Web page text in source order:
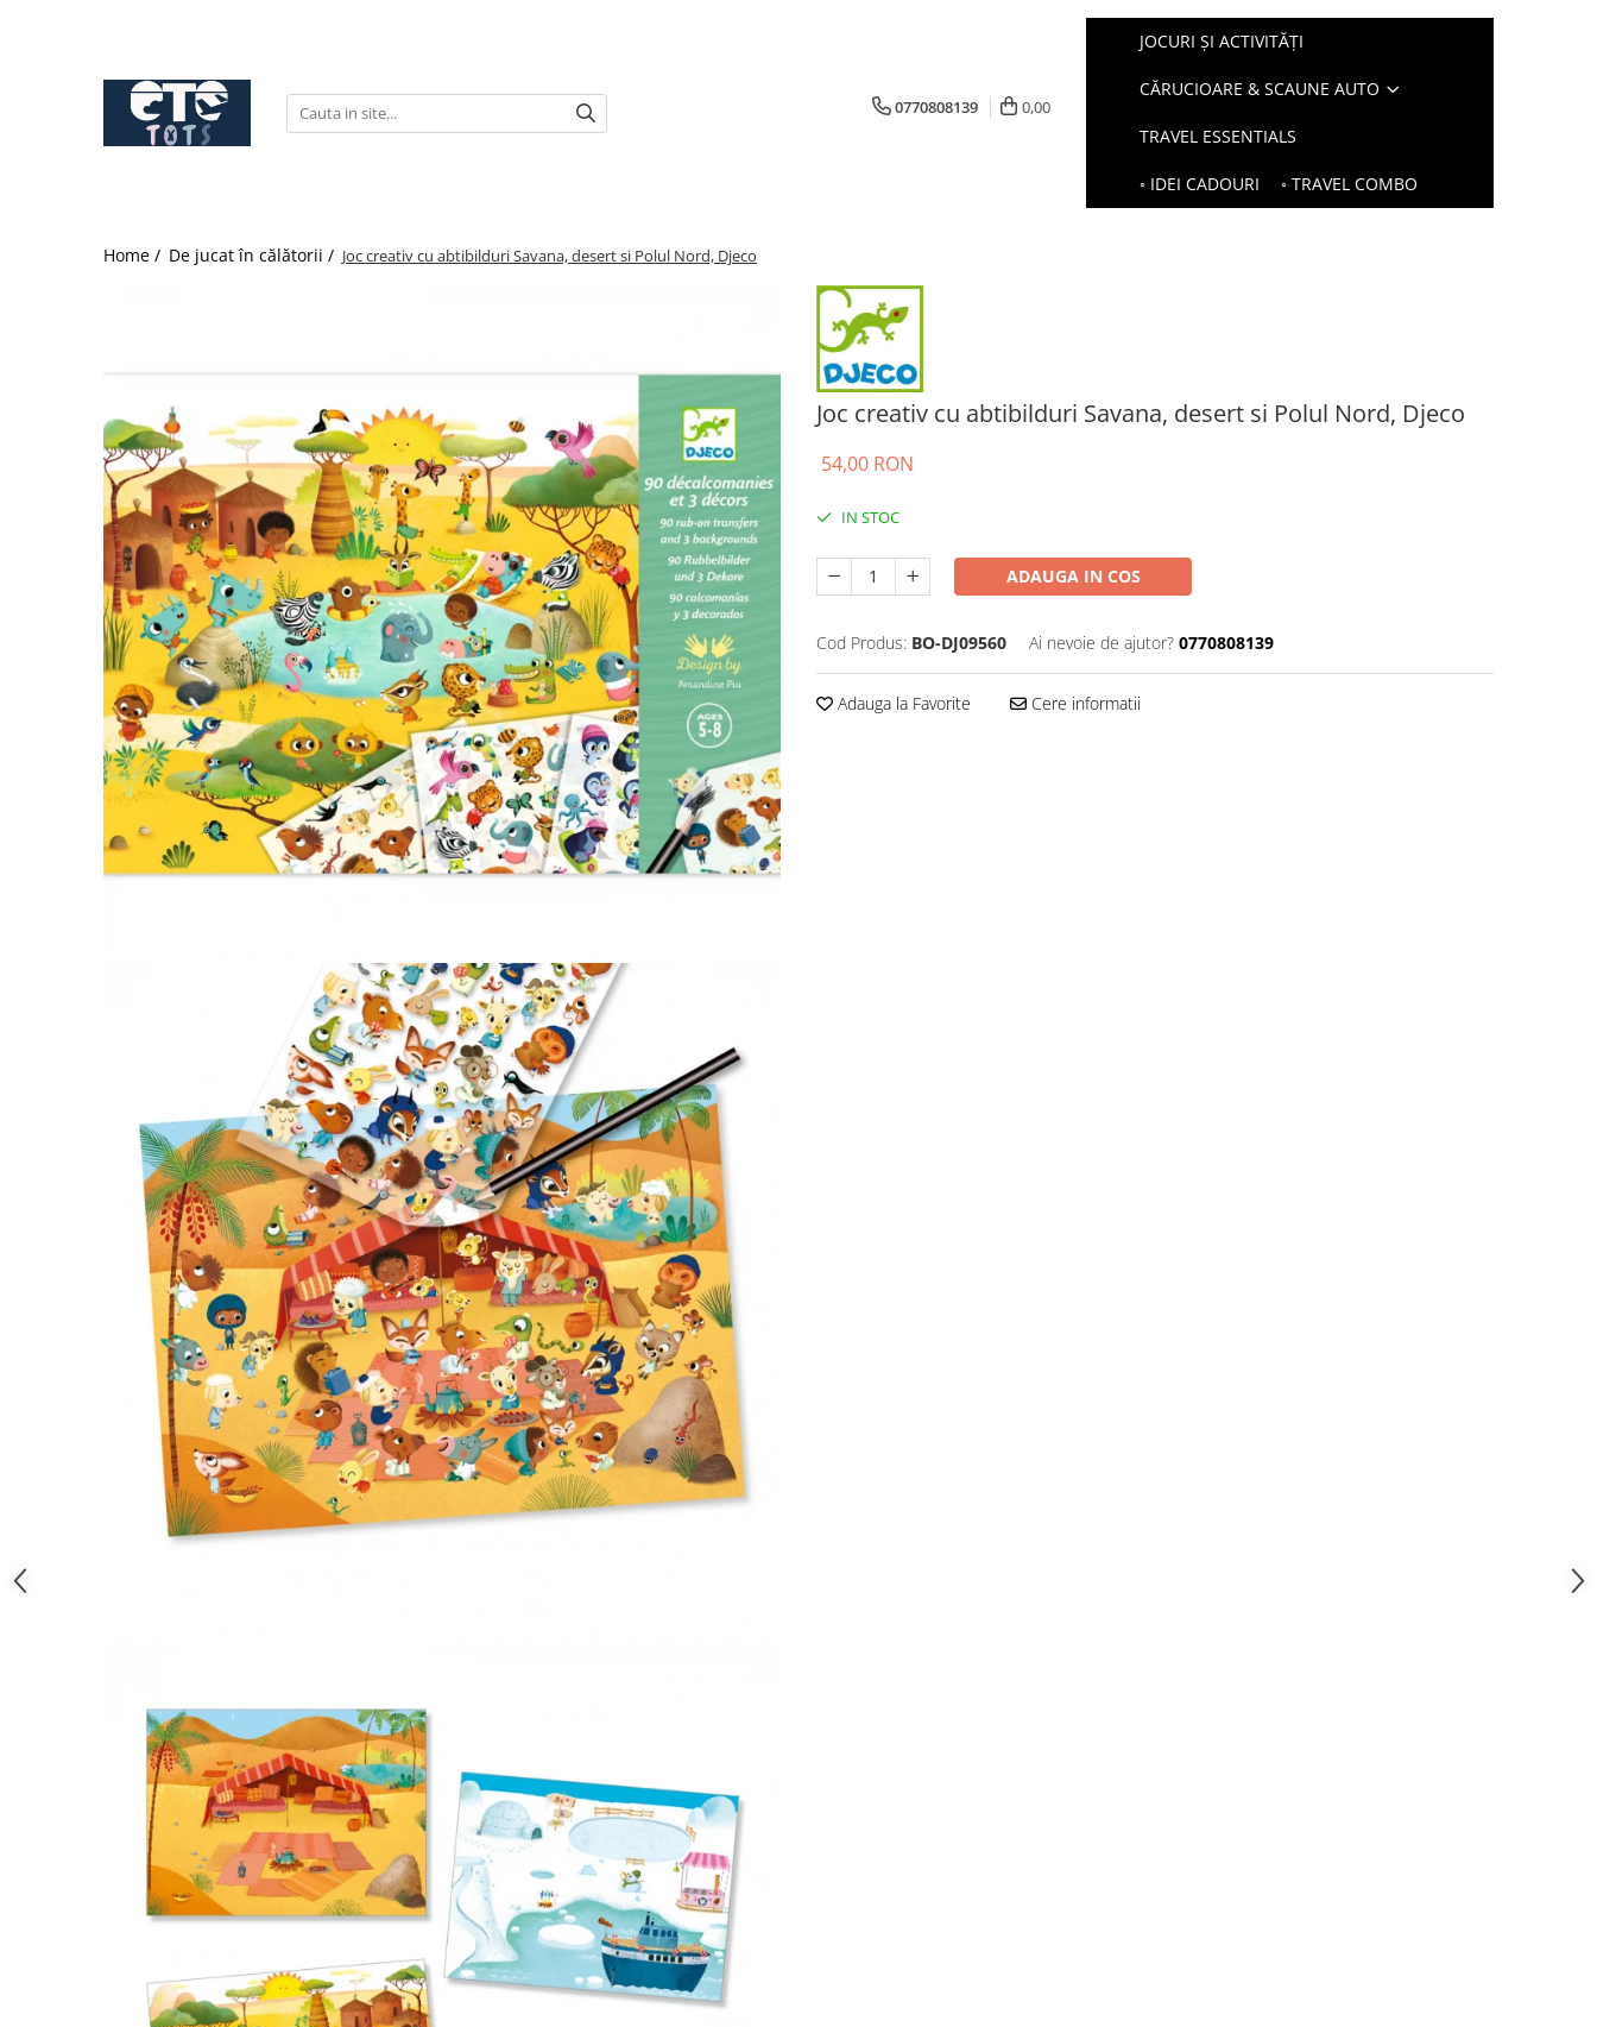
CĂRUCIOARE & SCAUNE AUTO
cărucioare YOYO
0770808139 0,00
JOCURI ȘI ACTIVITĂȚI
CĂRUCIOARE & SCAUNE AUTO
TRAVEL ESSENTIALS
◦ IDEI CADOURI ◦ TRAVEL COMBO
Home / De jucat în călătorii / Joc creativ cu abtibilduri Savana, desert si Polul Nord, Djeco
Joc creativ cu abtibilduri Savana, desert si Polul Nord, Djeco
54,00 RON
IN STOC
ADAUGA IN COS
Cod Produs: BO-DJ09560 Ai nevoie de ajutor? 0770808139
Adauga la Favorite Cere informatii